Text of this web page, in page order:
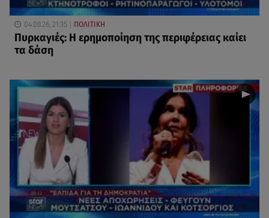
04.08.26, 21:35 ΠΟΛΙΤΙΚΗ
Πυρκαγιές: Η ερημοποίηση της περιφέρειας καίει
τα δάση